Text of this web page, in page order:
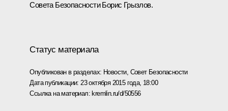
Совета БезопасностиБорис Грызлов.
Статус материала
Опубликован в разделах: Новости, Совет Безопасности
Дата публикации: 23 октября 2015 года, 18:00
Ссылка на материал:kremlin.ru/d/50556